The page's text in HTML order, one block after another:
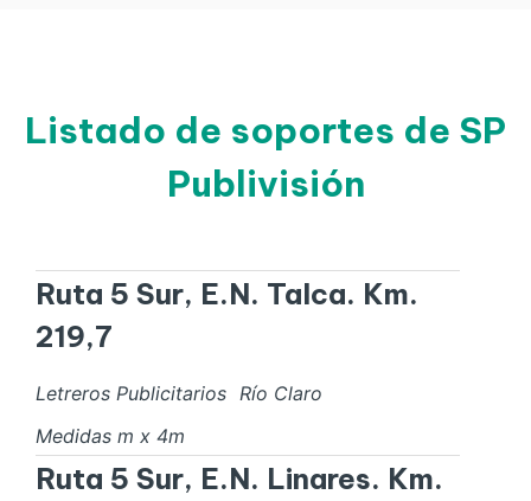
Listado de soportes de SP
Publivisión
Ruta 5 Sur, E.N. Talca. Km.
219,7
Letreros Publicitarios Río Claro
Medidas m x 4m
Ruta 5 Sur, E.N. Linares. Km.